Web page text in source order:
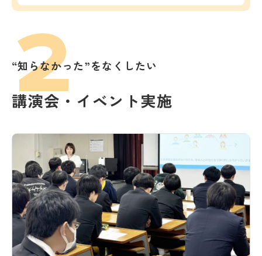
2
“知らなかった”をなくしたい
講演会・イベント実施